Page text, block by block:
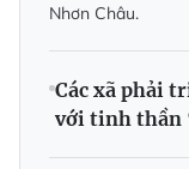
Nhơn Châu.
Các xã phải
với tinh thần